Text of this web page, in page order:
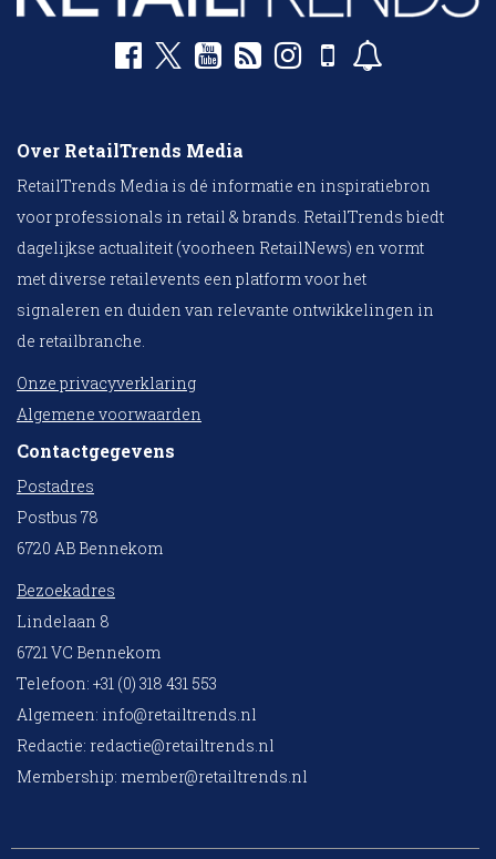
Over RetailTrends Media
RetailTrends Media is dé informatie en inspiratiebron
voor professionals in retail & brands. RetailTrends biedt
dagelijkse actualiteit (voorheen RetailNews) en vormt
met diverse retailevents een platform voor het
signaleren en duiden van relevante ontwikkelingen in
de retailbranche.
Onze privacyverklaring
Algemene voorwaarden
Contactgegevens
Postadres
Postbus 78
6720 AB Bennekom
Bezoekadres
Lindelaan 8
6721 VC Bennekom
Telefoon: +31 (0) 318 431 553
Algemeen: info@retailtrends.nl
Redactie: redactie@retailtrends.nl
Membership: member@retailtrends.nl